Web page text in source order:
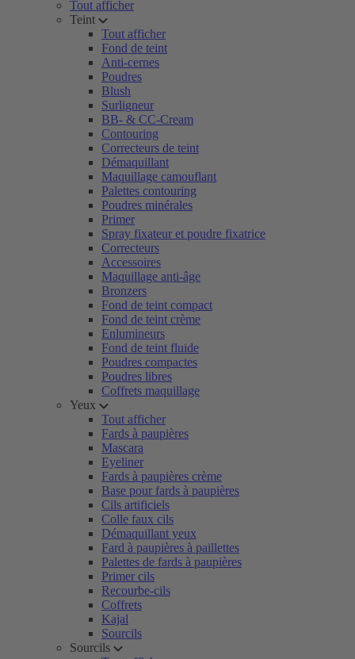
Tout afficher
Teint
Tout afficher
Fond de teint
Anti-cernes
Poudres
Blush
Surligneur
BB- & CC-Cream
Contouring
Correcteurs de teint
Démaquillant
Maquillage camouflant
Palettes contouring
Poudres minérales
Primer
Spray fixateur et poudre fixatrice
Correcteurs
Accessoires
Maquillage anti-âge
Bronzers
Fond de teint compact
Fond de teint crème
Enlumineurs
Fond de teint fluide
Poudres compactes
Poudres libres
Coffrets maquillage
Yeux
Tout afficher
Fards à paupières
Mascara
Eyeliner
Fards à paupières crème
Base pour fards à paupières
Cils artificiels
Colle faux cils
Démaquillant yeux
Fard à paupières à paillettes
Palettes de fards à paupières
Primer cils
Recourbe-cils
Coffrets
Kajal
Sourcils
Sourcils